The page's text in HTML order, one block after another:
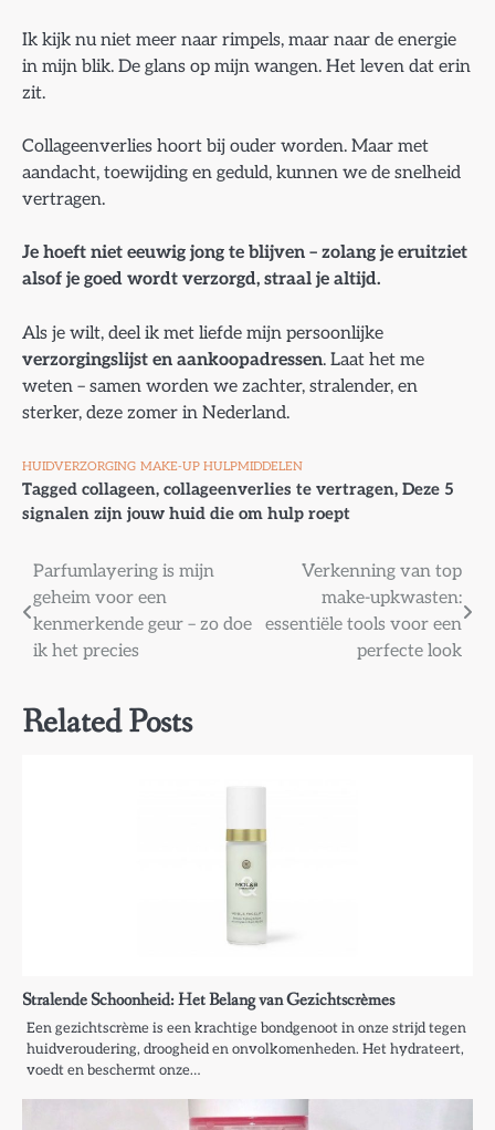
Ik kijk nu niet meer naar rimpels, maar naar de energie
in mijn blik. De glans op mijn wangen. Het leven dat erin
zit.
Collageenverlies hoort bij ouder worden. Maar met
aandacht, toewijding en geduld, kunnen we de snelheid
vertragen.
Je hoeft niet eeuwig jong te blijven – zolang je eruitziet
alsof je goed wordt verzorgd, straal je altijd.
Als je wilt, deel ik met liefde mijn persoonlijke
verzorgingslijst en aankoopadressen. Laat het me
weten – samen worden we zachter, stralender, en
sterker, deze zomer in Nederland.
HUIDVERZORGING MAKE-UP HULPMIDDELEN
Tagged collageen, collageenverlies te vertragen, Deze 5
signalen zijn jouw huid die om hulp roept
Bericht
navigatie
Parfumlayering is mijn
geheim voor een
kenmerkende geur – zo doe
ik het precies
Verkenning van top
make-upkwasten:
essentiële tools voor een
perfecte look
Related Posts
Stralende Schoonheid: Het Belang van Gezichtscrèmes
Een gezichtscrème is een krachtige bondgenoot in onze strijd tegen
huidveroudering, droogheid en onvolkomenheden. Het hydrateert,
voedt en beschermt onze…